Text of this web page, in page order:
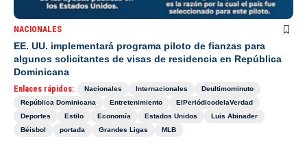
NACIONALES
EE. UU. implementará programa piloto de fianzas para
algunos solicitantes de visas de residencia en República
Dominicana
Enlaces rápidos: Nacionales Internacionales
Deultimominuto
República Dominicana
Entretenimiento
ElPeriódicodelaVerdad
Deportes
Estilo Economía Estados Unidos
Luis Abinader
Béisbol
portada Grandes Ligas MLB